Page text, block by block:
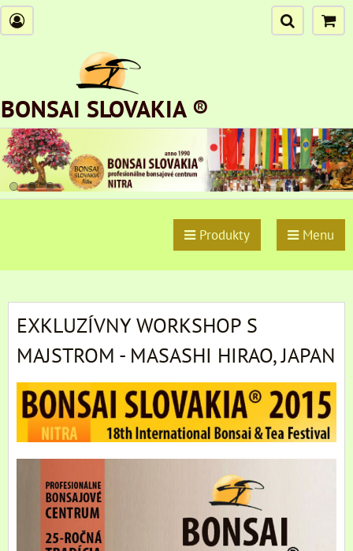
BONSAI SLOVAKIA ®
Produkty Menu
EXKLUZÍVNY WORKSHOP S
MAJSTROM - MASASHI HIRAO, JAPAN